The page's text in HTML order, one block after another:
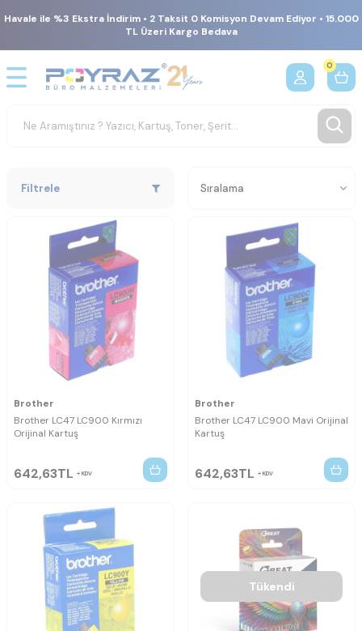
Havale ile %3 Ekstra İndirim • 2 Taksit 0 Komisyon Devam Ediyor • 15.000
TL Üzeri Kargo Bedava
0
Filtrele
Brother
Brother LC47 LC900 Kırmızı
Orijinal Kartuş
642,63TL KDV
Brother
Brother LC47 LC900 Mavi Orijinal
Kartuş
642,63TL KDV
Tükendi